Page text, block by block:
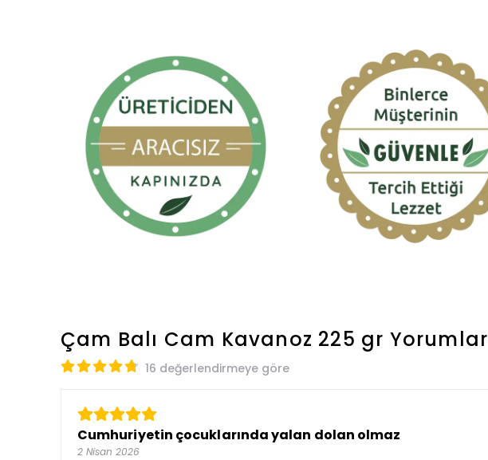
Çam Balı Cam Kavanoz 225 gr Yorumlar
16 değerlendirmeye göre
Cumhuriyetin çocuklarında yalan dolan olmaz
2 Nisan 2026